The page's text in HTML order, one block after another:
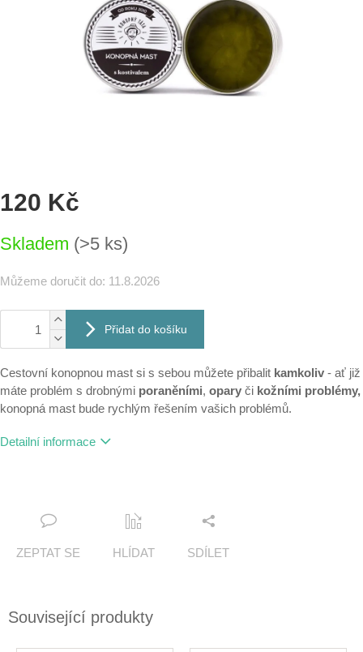
120 Kč
cena:
Skladem (>5 ks)
Můžeme doručit do: 11.8.2026
Přidat do košíku
Cestovní konopnou mast si s sebou můžete přibalit kamkoliv - ať již
máte problém s drobnými poraněními, opary či kožními problémy,
konopná mast bude rychlým řešením vašich problémů.
Detailní informace
ZEPTAT SE HLÍDAT SDÍLET
Související produkty